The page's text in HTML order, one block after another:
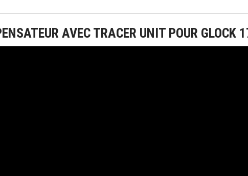
AVEC TRACER UNIT POUR GLOCK